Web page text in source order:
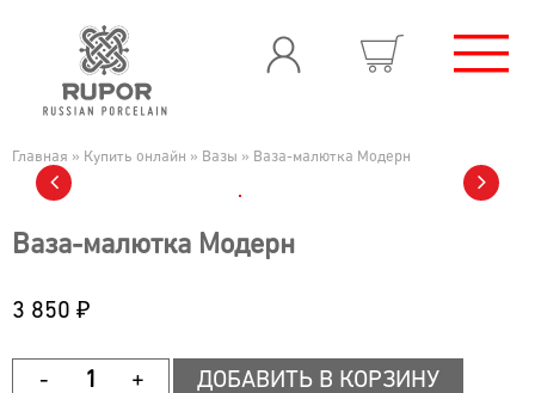
Главная » Купить онлайн » Вазы » Ваза-малютка Модерн
Ваза-малютка Модерн
3 850 ₽